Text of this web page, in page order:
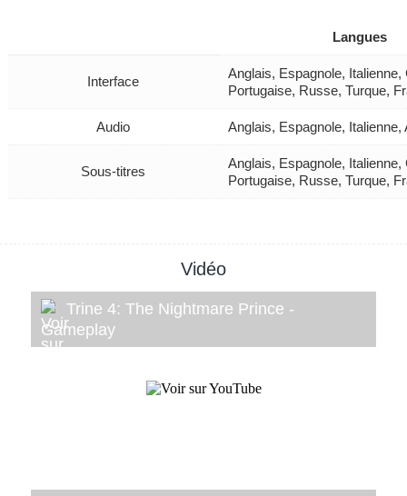
Langues
Interface
Anglais, Espagnole,
Portugaise, Russe, Turque,
Audio Anglais, Espagnole,
Sous-titres
Anglais, Espagnole,
Portugaise, Russe, Turque,
Vidéo
Trine 4: The Nightmare Prince -
Gameplay